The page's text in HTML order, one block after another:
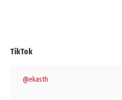
TikTok
@ekasth